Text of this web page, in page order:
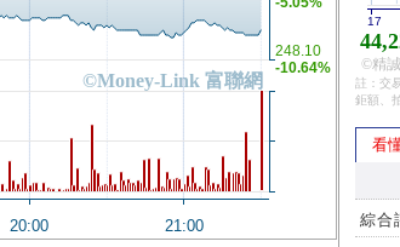
17
©精
註：交
鉅額、
看
綜合